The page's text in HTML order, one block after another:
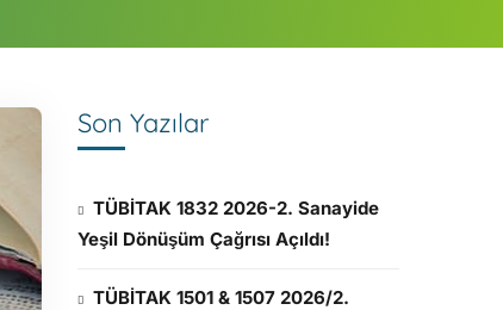
Son Yazılar
TÜBİTAK 1832 2026-2. Sanayide
Yeşil Dönüşüm Çağrısı Açıldı!
TÜBİTAK 1501 & 1507 2026/2.